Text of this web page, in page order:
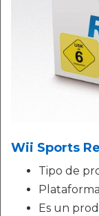
Wii Sports
Tipo de
Es un